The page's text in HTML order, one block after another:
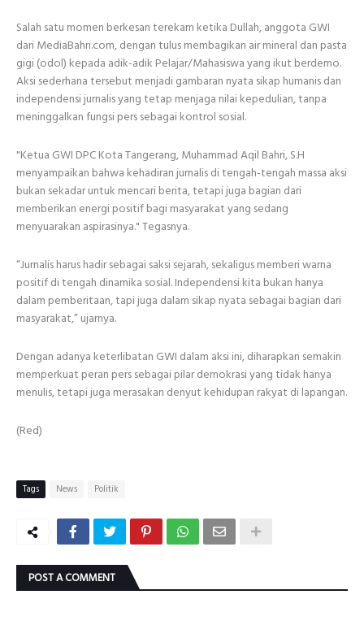
Salah satu momen berkesan terekam ketika Dullah, anggota GWI
dari MediaBahri.com, dengan tulus membagikan air mineral dan pasta
gigi (odol) kepada adik-adik Pelajar/Mahasiswa yang ikut berdemo.
Aksi sederhana tersebut menjadi gambaran nyata sikap humanis dan
independensi jurnalis yang tetap menjaga nilai kepedulian, tanpa
meninggalkan fungsi pers sebagai kontrol sosial.
"Ketua GWI DPC Kota Tangerang, Muhammad Aqil Bahri, S.H
menyampaikan bahwa kehadiran jurnalis di tengah-tengah massa aksi
bukan sekadar untuk mencari berita, tetapi juga bagian dari
memberikan energi positif bagi masyarakat yang sedang
menyuarakan aspirasinya." Tegasnya.
“Jurnalis harus hadir sebagai saksi sejarah, sekaligus memberi warna
positif di tengah dinamika sosial. Independensi kita bukan hanya
dalam pemberitaan, tapi juga dalam sikap nyata sebagai bagian dari
masyarakat,” ujarnya.
Dengan adanya keterlibatan GWI dalam aksi ini, diharapkan semakin
memperkuat peran pers sebagai pilar demokrasi yang tidak hanya
menulis, tetapi juga merasakan denyut kehidupan rakyat di lapangan.
(Red)
Tags News Politik
POST A COMMENT